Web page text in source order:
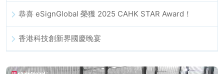
恭喜 eSignGlobal 榮獲 2025 CAHK STAR Award！
香港科技創新界國慶晚宴